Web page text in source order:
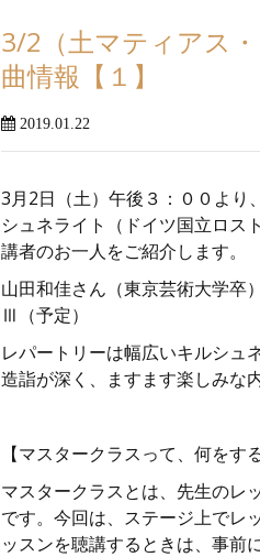
3/2（土マティアス
曲情報【１】
2019.01.22
3月2日（土）午後３：００より
シュネライト（ドイツ国立ロス
講者のお一人をご紹介します。
山田和佳さん（東京芸術大学
Ⅲ（予定）
レパートリーは幅広いキルシュ
造詣が深く、ますます楽しみな
【マスタークラスって、何をす
マスタークラスとは、先生のレ
です。今回は、ステージ上でレ
ッスンを聴講するときは、事前